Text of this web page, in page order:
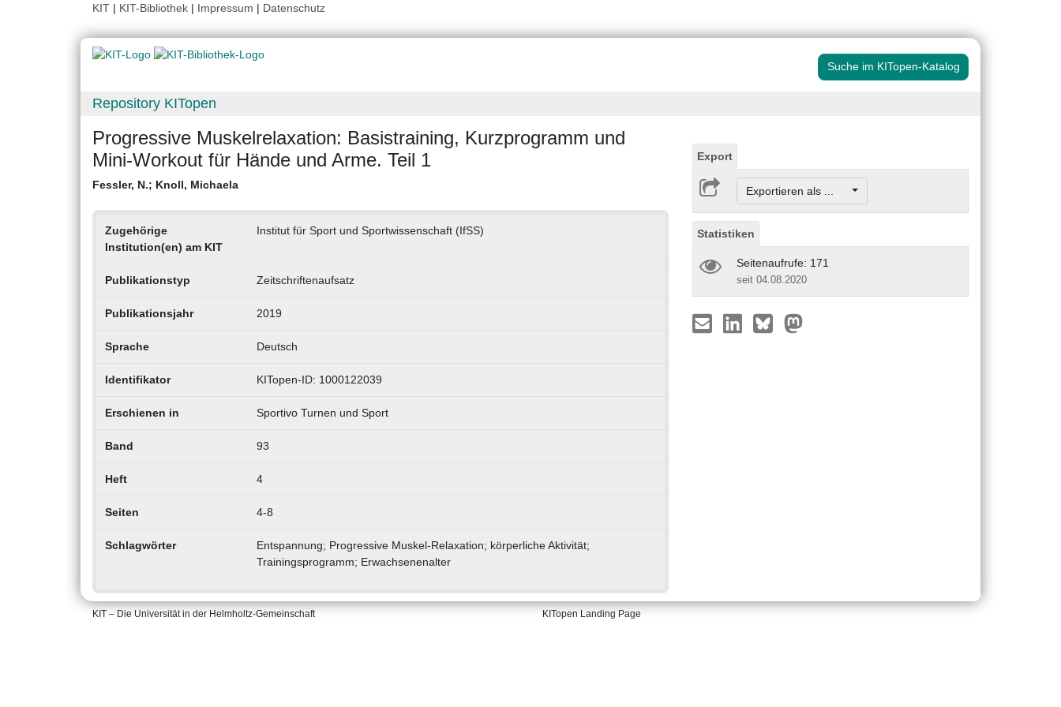
KIT | KIT-Bibliothek | Impressum | Datenschutz
Suche im KITopen-Katalog
Repository KITopen
Progressive Muskelrelaxation: Basistraining, Kurzprogramm und
Mini-Workout für Hände und Arme. Teil 1
Fessler, N.; Knoll, Michaela
Zugehörige
Institution(en) am KIT
Institut für Sport und Sportwissenschaft (IfSS)
Publikationstyp Zeitschriftenaufsatz
Publikationsjahr 2019
Sprache Deutsch
Identifikator KITopen-ID: 1000122039
Erschienen in Sportivo Turnen und Sport
Band 93
Heft 4
Seiten 4-8
Schlagwörter
Entspannung; Progressive Muskel-Relaxation; körperliche Aktivität;
Trainingsprogramm; Erwachsenenalter
Export
Exportieren als ...
Statistiken
Seitenaufrufe: 171
seit 04.08.2020
KIT – Die Universität in der Helmholtz-Gemeinschaft KITopen Landing Page